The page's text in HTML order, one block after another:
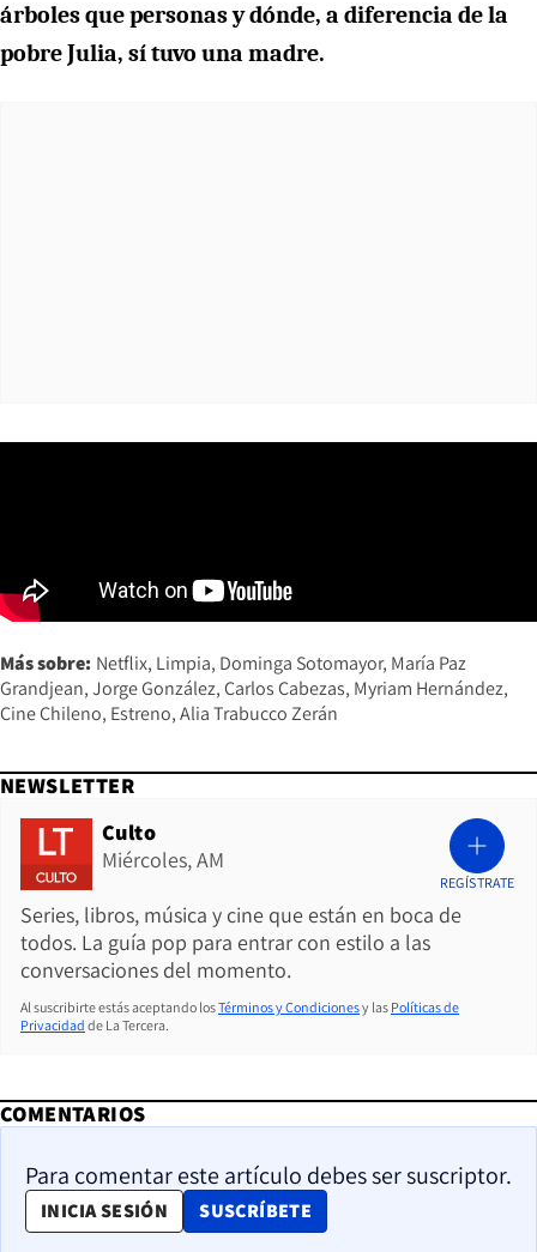
árboles que personas y dónde, a diferencia de la
pobre Julia, sí tuvo una madre.
Más sobre: Netflix Limpia Dominga Sotomayor María Paz
Grandjean Jorge González Carlos Cabezas Myriam Hernández
Cine Chileno Estreno Alia Trabucco Zerán
NEWSLETTER
Culto
Miércoles, AM
Series, libros, música y cine que están en boca de
todos. La guía pop para entrar con estilo a las
conversaciones del momento.
REGÍSTRATE
Al suscribirte estás aceptando losTérminos y Condicionesy las Políticas de
Privacidad de La Tercera.
COMENTARIOS
Para comentar este artículo debes ser suscriptor.
INICIA SESIÓN SUSCRÍBETE
OPENS IN NEW WINDOW